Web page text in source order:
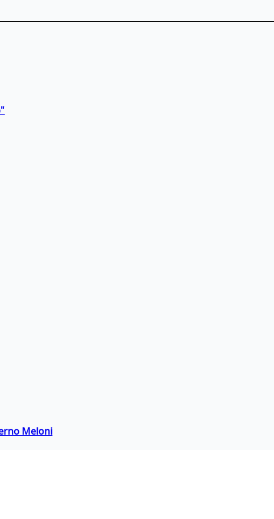
Meloni